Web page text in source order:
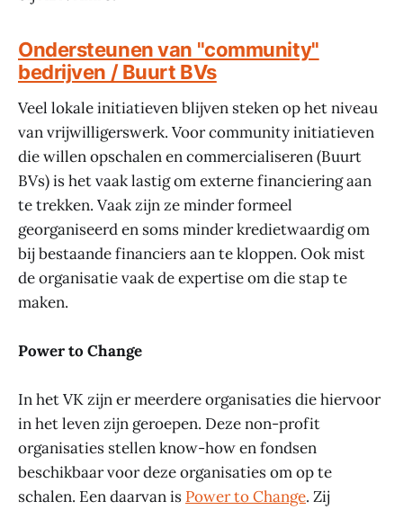
Ondersteunen van "community"
bedrijven / Buurt BVs
Veel lokale initiatieven blijven steken op het niveau
van vrijwilligerswerk. Voor community initiatieven
die willen opschalen en commercialiseren (Buurt
BVs) is het vaak lastig om externe financiering aan
te trekken. Vaak zijn ze minder formeel
georganiseerd en soms minder kredietwaardig om
bij bestaande financiers aan te kloppen. Ook mist
de organisatie vaak de expertise om die stap te
maken.
Power to Change
In het VK zijn er meerdere organisaties die hiervoor
in het leven zijn geroepen. Deze non-profit
organisaties stellen know-how en fondsen
beschikbaar voor deze organisaties om op te
schalen. Een daarvan is Power to Change. Zij